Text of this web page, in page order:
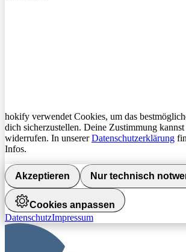
hokify verwendet Cookies, um das
dich sicherzustellen. Deine Zustimmung
widerrufen. In unsererDatenschutzerklärung
Infos.
Akzeptieren Nur technisch
Cookies anpassen
DatenschutzImpressum